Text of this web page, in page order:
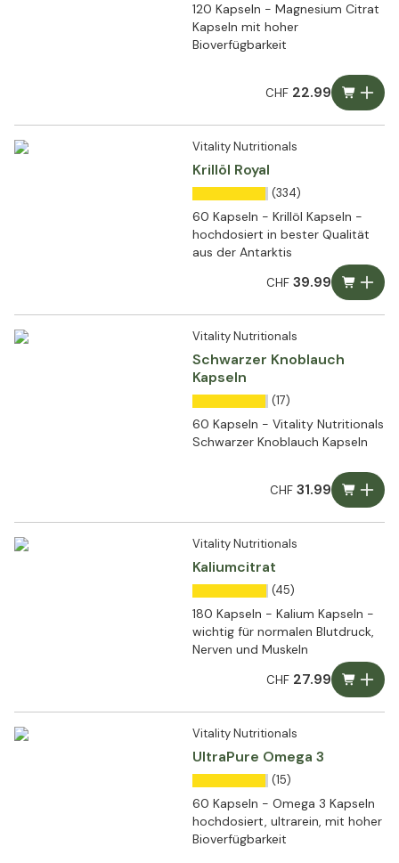
120 Kapseln - Magnesium Citrat
Kapseln mit hoher
Bioverfügbarkeit
CHF22.99
Vitality Nutritionals
Krillöl Royal
(334)
60 Kapseln - Krillöl Kapseln -
hochdosiert in bester Qualität
aus der Antarktis
CHF39.99
Vitality Nutritionals
Schwarzer Knoblauch
Kapseln
(17)
60 Kapseln - Vitality Nutritionals
Schwarzer Knoblauch Kapseln
CHF31.99
Vitality Nutritionals
Kaliumcitrat
(45)
180 Kapseln - Kalium Kapseln -
wichtig für normalen Blutdruck,
Nerven und Muskeln
CHF27.99
Vitality Nutritionals
UltraPure Omega 3
(15)
60 Kapseln - Omega 3 Kapseln
hochdosiert, ultrarein, mit hoher
Bioverfügbarkeit